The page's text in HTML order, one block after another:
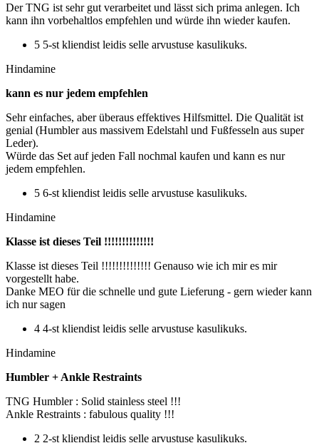
Der TNG ist sehr gut verarbeitet und lässt sich prima anlegen. Ich
kann ihn vorbehaltlos empfehlen und würde ihn wieder kaufen.
5 5-st kliendist leidis selle arvustuse kasulikuks.
Hindamine
kann es nur jedem empfehlen
Sehr einfaches, aber überaus effektives Hilfsmittel. Die Qualität ist
genial (Humbler aus massivem Edelstahl und Fußfesseln aus super
Leder).
Würde das Set auf jeden Fall nochmal kaufen und kann es nur
jedem empfehlen.
5 6-st kliendist leidis selle arvustuse kasulikuks.
Hindamine
Klasse ist dieses Teil !!!!!!!!!!!!!!
Klasse ist dieses Teil !!!!!!!!!!!!!! Genauso wie ich mir es mir
vorgestellt habe.
Danke MEO für die schnelle und gute Lieferung - gern wieder kann
ich nur sagen
4 4-st kliendist leidis selle arvustuse kasulikuks.
Hindamine
Humbler + Ankle Restraints
TNG Humbler : Solid stainless steel !!!
Ankle Restraints : fabulous quality !!!
2 2-st kliendist leidis selle arvustuse kasulikuks.